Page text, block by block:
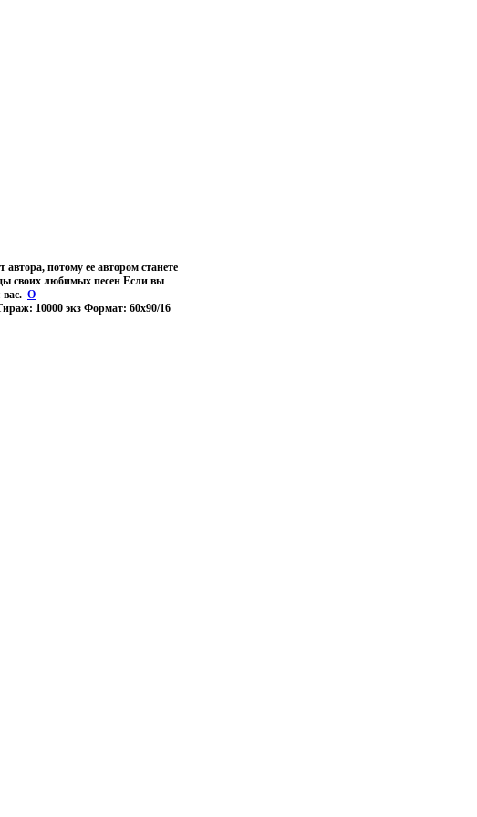
потому ее автором станете
своих любимых песен Если вы
О
10000 экз Формат: 60x90/16